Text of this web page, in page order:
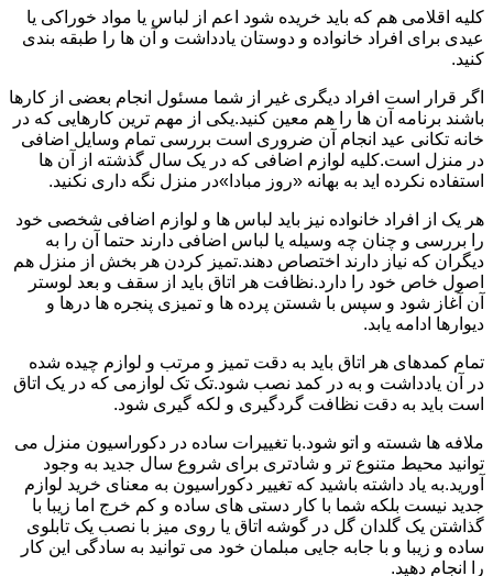
کلیه اقلامی هم که باید خریده شود اعم از لباس یا مواد خوراکی یا
عیدی برای افراد خانواده و دوستان یادداشت و آن ها را طبقه بندی
کنید.
اگر قرار است افراد دیگری غیر از شما مسئول انجام بعضی از کارها
باشند برنامه آن ها را هم معین کنید.یکی از مهم ترین کارهایی که در
خانه تکانی عید انجام آن ضروری است بررسی تمام وسایل اضافی
در منزل است.کلیه لوازم اضافی که در یک سال گذشته از آن ها
استفاده نکرده اید به بهانه «روز مبادا»در منزل نگه داری نکنید.
هر یک از افراد خانواده نیز باید لباس ها و لوازم اضافی شخصی خود
را بررسی و چنان چه وسیله یا لباس اضافی دارند حتما آن را به
دیگران که نیاز دارند اختصاص دهند.تمیز کردن هر بخش از منزل هم
اصول خاص خود را دارد.نظافت هر اتاق باید از سقف و بعد لوستر
آن آغاز شود و سپس با شستن پرده ها و تمیزی پنجره ها درها و
دیوارها ادامه یابد.
تمام کمدهای هر اتاق باید به دقت تمیز و مرتب و لوازم چیده شده
در آن یادداشت و به در کمد نصب شود.تک تک لوازمی که در یک اتاق
است باید به دقت نظافت گردگیری و لکه گیری شود.
ملافه ها شسته و اتو شود.با تغییرات ساده در دکوراسیون منزل می
توانید محیط متنوع تر و شادتری برای شروع سال جدید به وجود
آورید.به یاد داشته باشید که تغییر دکوراسیون به معنای خرید لوازم
جدید نیست بلکه شما با کار دستی های ساده و کم خرج اما زیبا با
گذاشتن یک گلدان گل در گوشه اتاق یا روی میز با نصب یک تابلوی
ساده و زیبا و با جابه جایی مبلمان خود می توانید به سادگی این کار
را انجام دهید.